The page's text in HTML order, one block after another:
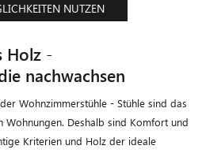
NUTZEN
Holz -
nachwachsen
Wohnzimmerstühle - Stühle sind das
Wohnungen. Deshalb sind Komfort und
Kriterien und Holz der ideale